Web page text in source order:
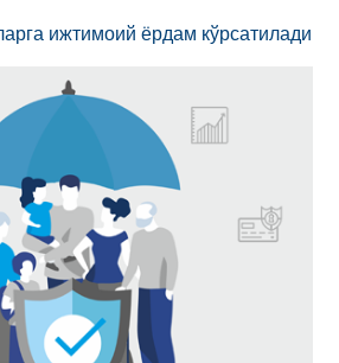
ижтимоий ёрдам кўрсатилади